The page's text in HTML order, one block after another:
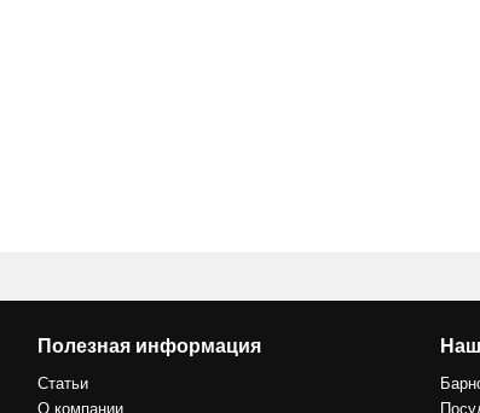
Полезная информация
Статьи
О компании